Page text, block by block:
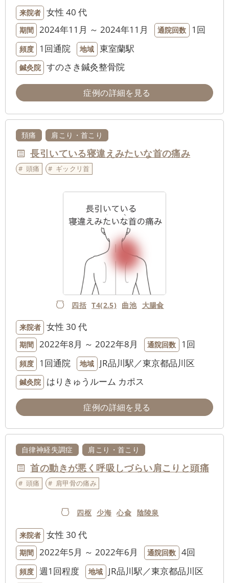
来院者 女性 40 代
期間 2024年11月 ～ 2024年11月 通院回数 1回
頻度 1回通院 地域 東室蘭駅
鍼灸院 すのさき鍼灸整骨院
症例の詳細を見る
頚痛 肩こり・首こり
長引いている寝違えみたいな首の痛み
頭痛 ギックリ首
四括 T4(2.5) 曲池 大腸兪
来院者 女性 30 代
期間 2022年8月 ～ 2022年8月 通院回数 1回
頻度 1回通院 地域 JR品川駅／東京都品川区
鍼灸院 はりきゅうルーム カポス
症例の詳細を見る
自律神経失調症 肩こり・首こり
首の動きが悪く呼吸しづらい肩こりと頭痛
頭痛 肩甲骨の痛み
四枢 少海 心兪 陰陵泉
来院者 女性 30 代
期間 2022年5月 ～ 2022年6月 通院回数 4回
頻度 週1回程度 地域 JR品川駅／東京都品川区